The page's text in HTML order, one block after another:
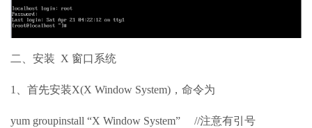
二、安装 X 窗口系统
1、首先安装X(X Window System)，命令为
yum groupinstall “X Window System” //注意有引号